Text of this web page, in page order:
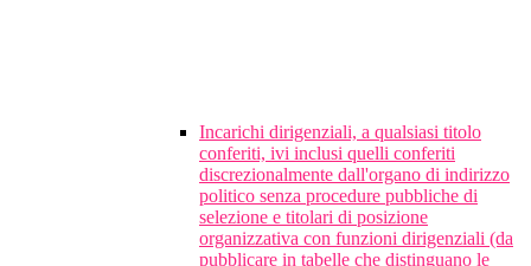
Incarichi dirigenziali, a qualsiasi titolo
conferiti, ivi inclusi quelli conferiti
discrezionalmente dall'organo di indirizzo
politico senza procedure pubbliche di
selezione e titolari di posizione
organizzativa con funzioni dirigenziali (da
pubblicare in tabelle che distinguano le